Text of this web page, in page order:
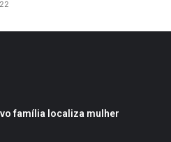
família localiza mulher